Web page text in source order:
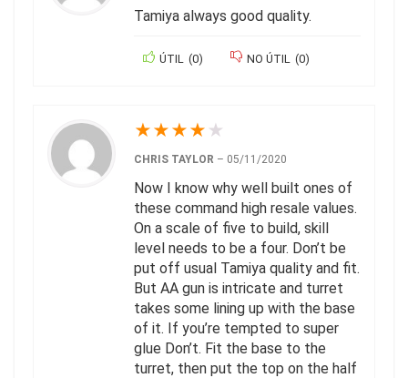
Tamiya always good quality.
ÚTIL (0) NO ÚTIL (0)
★★★★ ★
CHRIS TAYLOR – 05/11/2020
Now I know why well built ones of
these command high resale values.
On a scale of five to build, skill
level needs to be a four. Don’t be
put off usual Tamiya quality and fit.
But AA gun is intricate and turret
takes some lining up with the base
of it. If you’re tempted to super
glue Don’t. Fit the base to the
turret, then put the top on the half